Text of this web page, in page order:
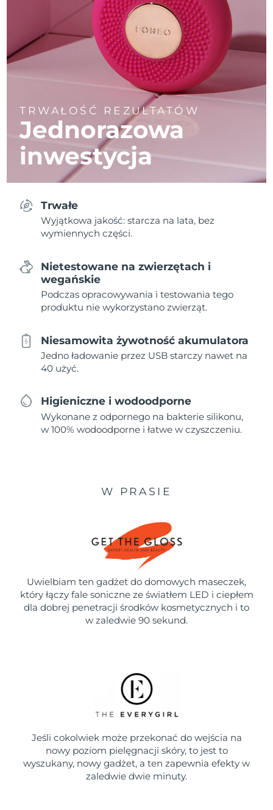
TRWAŁOŚĆ REZULTATÓW
Jednorazowa
inwestycja
Trwałe
Wyjątkowa jakość: starcza na lata, bez
wymiennych części.
Nietestowane na zwierzętach i
wegańskie
Podczas opracowywania i testowania tego
produktu nie wykorzystano zwierząt.
Niesamowita żywotność akumulatora
Jedno ładowanie przez USB starczy nawet na
40 użyć.
Higieniczne i wodoodporne
Wykonane z odpornego na bakterie silikonu,
w 100% wodoodporne i łatwe w czyszczeniu.
W PRASIE
Uwielbiam ten gadżet do domowych maseczek,
który łączy fale soniczne ze światłem LED i ciepłem
dla dobrej penetracji środków kosmetycznych i to
w zaledwie 90 sekund.
Jeśli cokolwiek może przekonać do wejścia na
nowy poziom pielęgnacji skóry, to jest to
wyszukany, nowy gadżet, a ten zapewnia efekty w
zaledwie dwie minuty.